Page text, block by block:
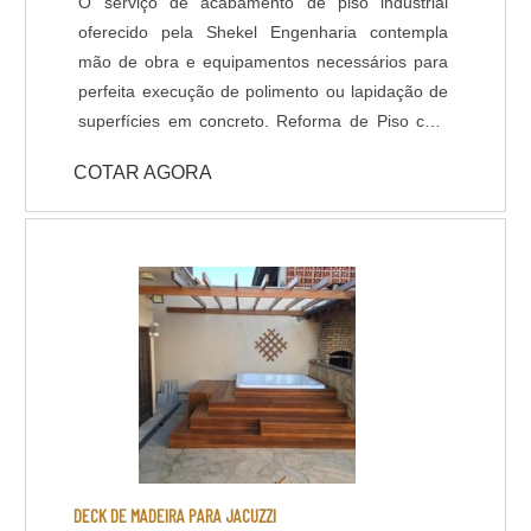
oferecido pela Shekel Engenharia contempla
mão de obra e equipamentos necessários para
perfeita execução de polimento ou lapidação de
superfícies em concreto. Reforma de Piso com
se encontra com aspecto fadigado devido ao
revestimentos desgastado, manchas ou
quando verificado a qualidade do concreto
existente (substrato), é perfeitamente possível
renovar o pavimento através de polimento
gradual com máquinas politrizes de piso e
aplicação de aditivos para tratar a superfície
polida. Lapidação de Piso: Assim como o
polimento, é um acabamento que confere maior
resistência e brilho ao piso, devido ao aumento
da densidade do concreto na superfície, que
COTAR AGORA
DECK DE MADEIRA PARA JACUZZI